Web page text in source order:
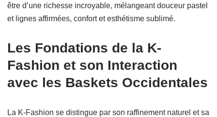
être d’une richesse incroyable, mélangeant douceur pastel
et lignes affirmées, confort et esthétisme sublimé.
Les Fondations de la K-
Fashion et son Interaction
avec les Baskets Occidentales
La K-Fashion se distingue par son raffinement naturel et sa